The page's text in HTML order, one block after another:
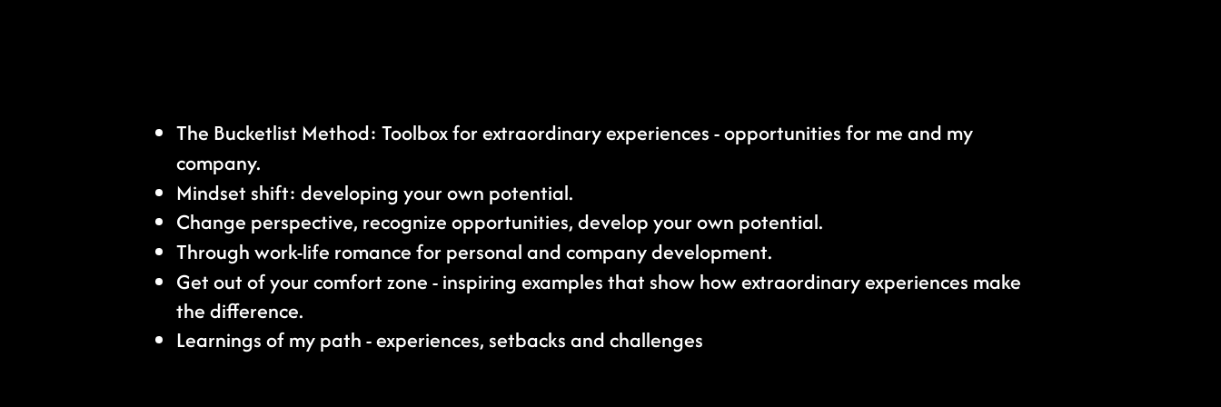
The Bucketlist Method: Toolbox for extraordinary experiences - opportunities for me and my
company.
Mindset shift: developing your own potential.
Change perspective, recognize opportunities, develop your own potential.
Through work-life romance for personal and company development.
Get out of your comfort zone - inspiring examples that show how extraordinary experiences make
the difference.
Learnings of my path - experiences, setbacks and challenges